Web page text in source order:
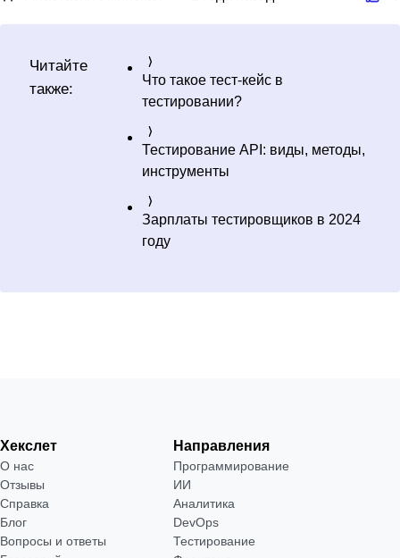
Читайте
также:
Что такое тест-кейс в
тестировании?
Тестирование API: виды, методы,
инструменты
Зарплаты тестировщиков в 2024
году
Хекслет
О нас
Отзывы
Справка
Блог
Вопросы и ответы
Направления
Программирование
ИИ
Аналитика
DevOps
Тестирование